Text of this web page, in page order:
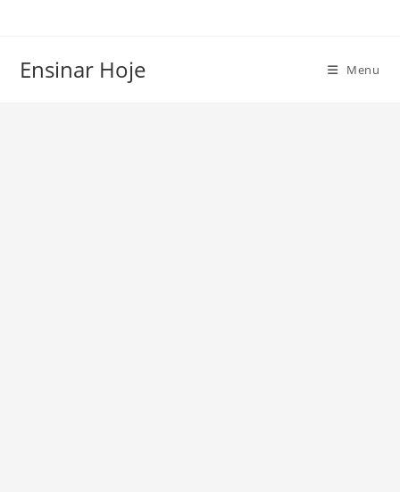
conteúdo
Ensinar Hoje Menu